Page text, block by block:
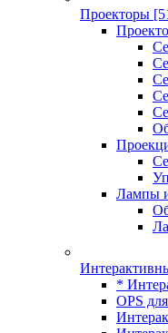
Проекторы
Лампы
*
OPS